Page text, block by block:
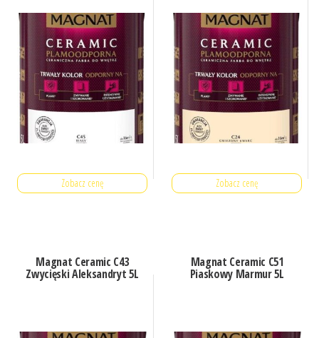
Zobacz cenę Zobacz cenę
Magnat Ceramic C43
Zwycięski Aleksandryt 5L
Magnat Ceramic C51
Piaskowy Marmur 5L